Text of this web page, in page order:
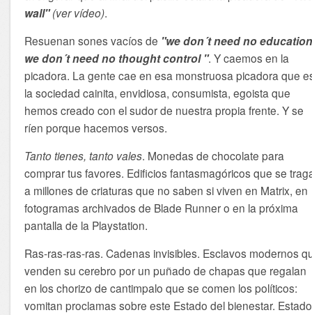
wall"(ver vídeo).
Resuenan sones vacíos de "we don´t need no
we don´t need no thought control ". Y caemos en la
picadora. La gente cae en esa monstruosa picadora que
la sociedad cainita, envidiosa, consumista, egoista que
hemos creado con el sudor de nuestra propia frente. Y se
ríen porque hacemos versos.
Tanto tienes, tanto vales. Monedas de chocolate para
comprar tus favores. Edificios fantasmagóricos que se
a millones de criaturas que no saben si viven en Matrix, en
fotogramas archivados de Blade Runner o en la próxima
pantalla de la Playstation.
Ras-ras-ras-ras. Cadenas invisibles. Esclavos modernos
venden su cerebro por un puñado de chapas que regalan
en los chorizo de cantimpalo que se comen los políticos:
vomitan proclamas sobre este Estado del bienestar. Estado